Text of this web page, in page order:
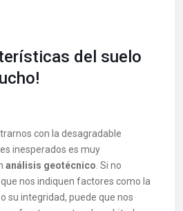
del suelo
con la desagradable
inesperados es muy
análisis geotécnico . Si no
nos indiquen factores como la
su integridad, puede que nos